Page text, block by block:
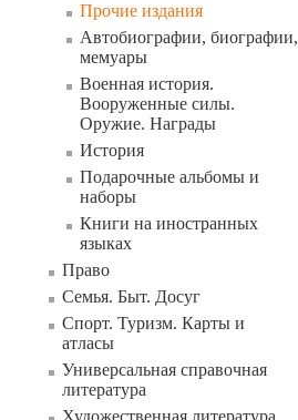
Прочие издания
Автобиографии, биографии,
мемуары
Военная история.
Вооруженные силы.
Оружие. Награды
История
Подарочные альбомы и
наборы
Книги на иностранных
языках
Право
Семья. Быт. Досуг
Спорт. Туризм. Карты и
атласы
Универсальная справочная
литература
Художественная литература